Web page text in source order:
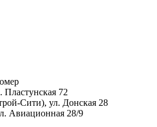
Пластунская 72
Сити), ул. Донская 28
Авиационная 28/9